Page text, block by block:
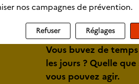
Vous buvez de
les jours ? Quelle
vous pouvez agir.
nos campagnes de prévention.
Refuser Réglages